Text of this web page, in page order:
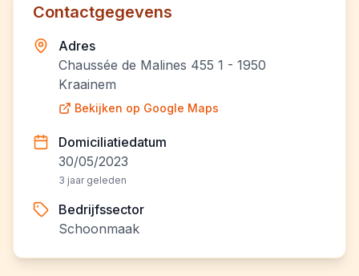
Contactgegevens
Adres
Chaussée de Malines 455 1 - 1950
Kraainem
Bekijken op Google Maps
Domiciliatiedatum
30/05/2023
3 jaar geleden
Bedrijfssector
Schoonmaak